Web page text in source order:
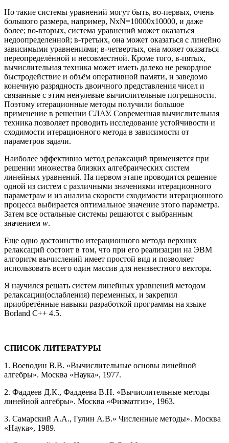
Но такие системы уравнений могут быть, во-первых, очень
большого размера, например, NxN=10000х10000, и даже
более; во-вторых, система уравнений может оказаться
недоопределенной; в-третьих, она может оказаться с линейно
зависимыми уравнениями; в-четвертых, она может оказаться
переопределённой и несовместной. Кроме того, в-пятых,
вычислительная техника может иметь далеко не рекордное
быстродействие и объём оперативной памяти, и заведомо
конечную разрядность двоичного представления чисел и
связанные с этим ненулевые вычислительные погрешности.
Поэтому итерационные методы получили большое
применение в решении СЛАУ. Современная вычислительная
техника позволяет проводить исследование устойчивости и
сходимости итерационного метода в зависимости от
параметров задачи.
Наиболее эффективно метод релаксаций применяется при
решении множества близких алгебраических систем
линейных уравнений. На первом этапе проводится решение
одной из систем с различными значениями итерационного
параметраw и из анализа скорости сходимости итерационного
процесса выбирается оптимальное значение этого параметра.
Затем все остальные системы решаются с выбранным
значением w.
Еще одно достоинство итерационного метода верхних
релаксаций состоит в том, что при его реализации на ЭВМ
алгоритм вычислений имеет простой вид и позволяет
использовать всего один массив для неизвестного вектора.
Я научился решать систем линейных уравнений методом
релаксации(ослабления) переменных, и закрепил
приобретённые навыки разработкой программы на языке
Borland C++ 4.5.
СПИСОК ЛИТЕРАТУРЫ
1. Воеводин В.В. «Вычислительные основы линейной
алгебры». Москва «Наука», 1977.
2. Фаддеев Д.К., Фаддеева В.Н. «Вычислительные методы
линейной алгебры». Москва «Физматгиз», 1963.
3. Самарский А.А., Гулин А.В.» Численные методы». Москва
«Наука», 1989.